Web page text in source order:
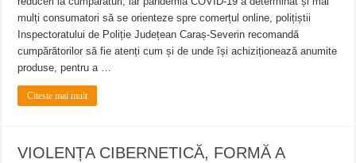
mulți consumatori să se orienteze spre comerțul online, polițiștii
Inspectoratului de Poliție Județean Caraș-Severin recomandă
cumpărătorilor să fie atenți cum și de unde își achiziționează anumite
produse, pentru a …
Citeste mai mult
VIOLENȚA CIBERNETICĂ, FORMĂ A